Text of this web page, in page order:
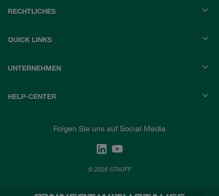
RECHTLICHES
QUICK LINKS
UNTERNEHMEN
HELP-CENTER
Folgen Sie uns auf Social Media
© 2026 STAUFF